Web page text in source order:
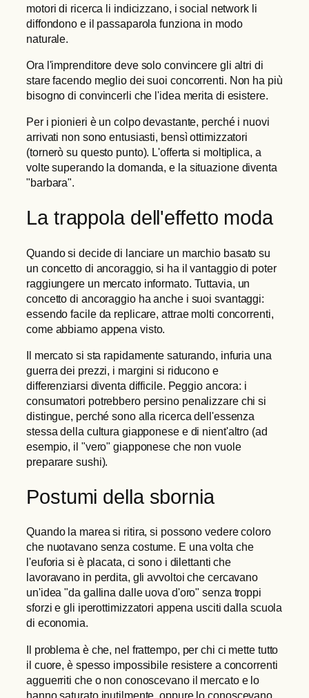
motori di ricerca li indicizzano, i social network li
diffondono e il passaparola funziona in modo
naturale.
Ora l'imprenditore deve solo convincere gli altri di
stare facendo meglio dei suoi concorrenti. Non ha più
bisogno di convincerli che l'idea merita di esistere.
Per i pionieri è un colpo devastante, perché i nuovi
arrivati non sono entusiasti, bensì ottimizzatori
(tornerò su questo punto). L'offerta si moltiplica, a
volte superando la domanda, e la situazione diventa
"barbara".
La trappola dell'effetto moda
Quando si decide di lanciare un marchio basato su
un concetto di ancoraggio, si ha il vantaggio di poter
raggiungere un mercato informato. Tuttavia, un
concetto di ancoraggio ha anche i suoi svantaggi:
essendo facile da replicare, attrae molti concorrenti,
come abbiamo appena visto.
Il mercato si sta rapidamente saturando, infuria una
guerra dei prezzi, i margini si riducono e
differenziarsi diventa difficile. Peggio ancora: i
consumatori potrebbero persino penalizzare chi si
distingue, perché sono alla ricerca dell'essenza
stessa della cultura giapponese e di nient'altro (ad
esempio, il "vero" giapponese che non vuole
preparare sushi).
Postumi della sbornia
Quando la marea si ritira, si possono vedere coloro
che nuotavano senza costume. E una volta che
l'euforia si è placata, ci sono i dilettanti che
lavoravano in perdita, gli avvoltoi che cercavano
un'idea "da gallina dalle uova d'oro" senza troppi
sforzi e gli iperottimizzatori appena usciti dalla scuola
di economia.
Il problema è che, nel frattempo, per chi ci mette tutto
il cuore, è spesso impossibile resistere a concorrenti
agguerriti che o non conoscevano il mercato e lo
hanno saturato inutilmente, oppure lo conoscevano